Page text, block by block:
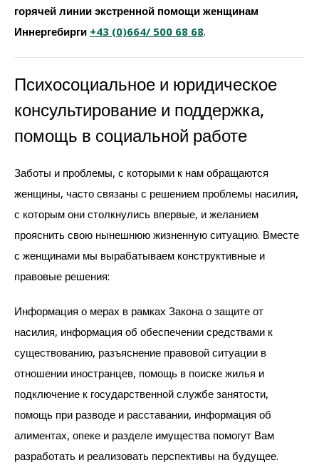
горячей линии экстренной помощи женщинам
Иннергебирги +43 (0)664/ 500 68 68.
Психосоциальное и юридическое
консультирование и поддержка,
помощь в социальной работе
Заботы и проблемы, с которыми к нам обращаются
женщины, часто связаны с решением проблемы насилия,
с которым они столкнулись впервые, и желанием
прояснить свою нынешнюю жизненную ситуацию. Вместе
с женщинами мы вырабатываем конструктивные и
правовые решения:
Информация о мерах в рамках Закона о защите от
насилия, информация об обеспечении средствами к
существованию, разъяснение правовой ситуации в
отношении иностранцев, помощь в поиске жилья и
подключение к государственной службе занятости,
помощь при разводе и расставании, информация об
алиментах, опеке и разделе имущества помогут Вам
разработать и реализовать перспективы на будущее.